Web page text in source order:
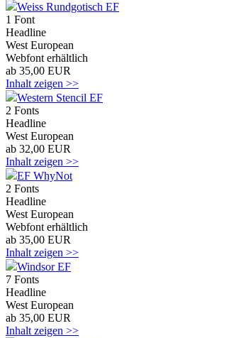
Weiss Rundgotisch EF
1 Font
Headline
West European
Webfont erhältlich
ab 35,00 EUR
Inhalt zeigen >>
Western Stencil EF
2 Fonts
Headline
West European
ab 32,00 EUR
Inhalt zeigen >>
EF WhyNot
2 Fonts
Headline
West European
Webfont erhältlich
ab 35,00 EUR
Inhalt zeigen >>
Windsor EF
7 Fonts
Headline
West European
ab 35,00 EUR
Inhalt zeigen >>